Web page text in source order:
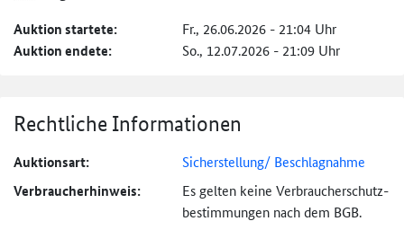
Auktion startete: Fr., 26.06.2026 - 21:04 Uhr
Auktion endete: So., 12.07.2026 - 21:09 Uhr
Rechtliche Informationen
Auktionsart: Sicherstellung/ Beschlagnahme
Verbraucher­hinweis:
Es gelten keine Verbraucher­schutz­
bestimmungen nach dem BGB.